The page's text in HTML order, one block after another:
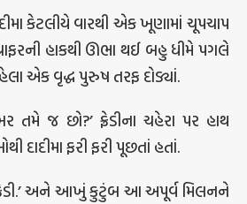
કેટલીયે વારથી એક ખૂણામાં ચૂપચાપ
હાકથી ઊભા થઈ બહુ ધીમે પગલે
એક વૃદ્ધ પુરુષ તરફ દોડ્યાં.
તમે જ છો?’ ફ્રેડીના ચહેરા પર હાથ
ફરી ફરી પૂછતાં હતાં.
ફ્રેડી.’ અને આખું કુટુંબ આ અપૂર્વ મિલનને